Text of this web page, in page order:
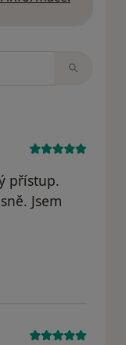
přístup.
Jsem